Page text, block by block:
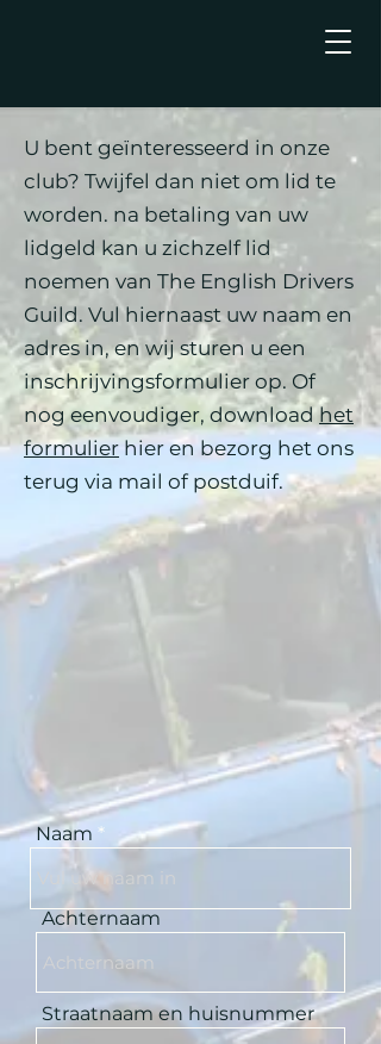
U bent geïnteresseerd in onze
club? Twijfel dan niet om lid te
worden. na betaling van uw
lidgeld kan u zichzelf lid
noemen van The English Drivers
Guild. Vul hiernaast uw naam en
adres in, en wij sturen u een
inschrijvingsformulier op. Of
nog eenvoudiger, downloadhet
formulier hier en bezorg het ons
terug via mail of postduif.
Naam
Achternaam
Straatnaam en huisnummer